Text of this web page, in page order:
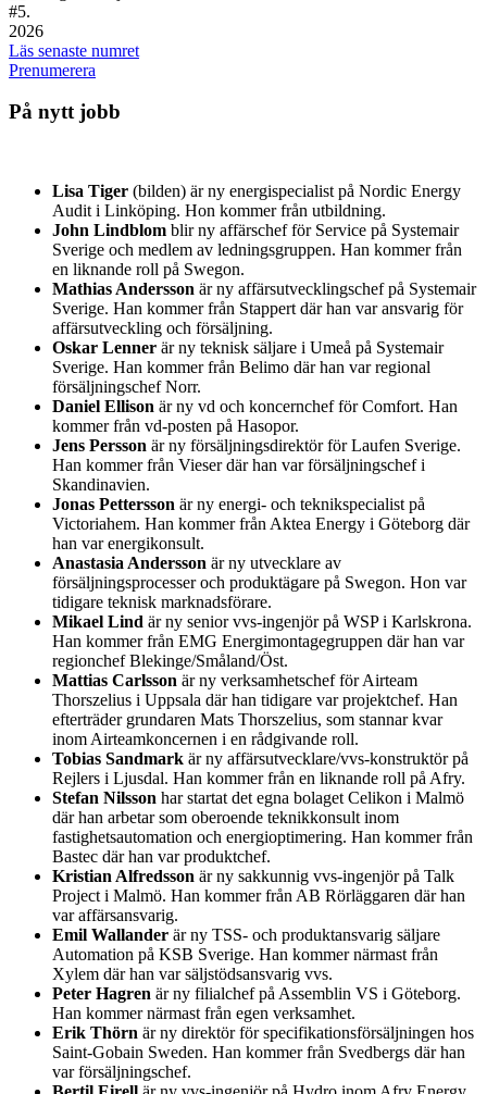
#5.
2026
Läs senaste numret
Prenumerera
På nytt jobb
Lisa Tiger (bilden) är ny energispecialist på Nordic Energy
Audit i Linköping. Hon kommer från utbildning.
John Lindblom blir ny affärschef för Service på Systemair
Sverige och medlem av ledningsgruppen. Han kommer från
en liknande roll på Swegon.
Mathias Andersson är ny affärsutvecklingschef på Systemair
Sverige. Han kommer från Stappert där han var ansvarig för
affärsutveckling och försäljning.
Oskar Lenner är ny teknisk säljare i Umeå på Systemair
Sverige. Han kommer från Belimo där han var regional
försäljningschef Norr.
Daniel Ellison är ny vd och koncernchef för Comfort. Han
kommer från vd-posten på Hasopor.
Jens Persson är ny försäljningsdirektör för Laufen Sverige.
Han kommer från Vieser där han var försäljningschef i
Skandinavien.
Jonas Pettersson är ny energi- och teknikspecialist på
Victoriahem. Han kommer från Aktea Energy i Göteborg där
han var energikonsult.
Anastasia Andersson är ny utvecklare av
försäljningsprocesser och produktägare på Swegon. Hon var
tidigare teknisk marknadsförare.
Mikael Lind är ny senior vvs-ingenjör på WSP i Karlskrona.
Han kommer från EMG Energimontagegruppen där han var
regionchef Blekinge/Småland/Öst.
Mattias Carlsson är ny verksamhetschef för Airteam
Thorszelius i Uppsala där han tidigare var projektchef. Han
efterträder grundaren Mats Thorszelius, som stannar kvar
inom Airteamkoncernen i en rådgivande roll.
Tobias Sandmark är ny affärsutvecklare/vvs-konstruktör på
Rejlers i Ljusdal. Han kommer från en liknande roll på Afry.
Stefan Nilsson har startat det egna bolaget Celikon i Malmö
där han arbetar som oberoende teknikkonsult inom
fastighetsautomation och energioptimering. Han kommer från
Bastec där han var produktchef.
Kristian Alfredsson är ny sakkunnig vvs-ingenjör på Talk
Project i Malmö. Han kommer från AB Rörläggaren där han
var affärsansvarig.
Emil Wallander är ny TSS- och produktansvarig säljare
Automation på KSB Sverige. Han kommer närmast från
Xylem där han var säljstödsansvarig vvs.
Peter Hagren är ny filialchef på Assemblin VS i Göteborg.
Han kommer närmast från egen verksamhet.
Erik Thörn är ny direktör för specifikationsförsäljningen hos
Saint-Gobain Sweden. Han kommer från Svedbergs där han
var försäljningschef.